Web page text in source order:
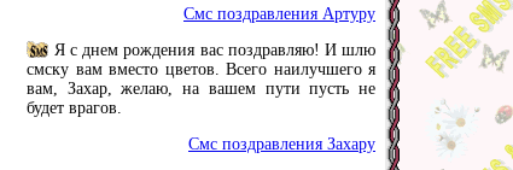
Смс поздравления Артуру
Я с днем рождения вас поздравляю! И шлю
смску вам вместо цветов. Всего наилучшего я
вам, Захар, желаю, на вашем пути пусть не
будет врагов.
Смс поздравления Захару